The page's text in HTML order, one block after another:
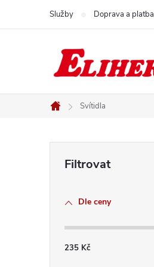
Služby Doprava a platba
Domů
Svítidla
Dle ceny
235 Kč